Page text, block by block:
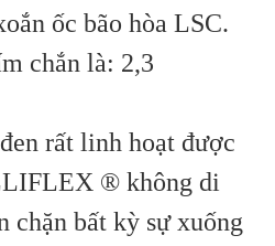
ốc bão hòa LSC.
chắn là: 2,3
rất linh hoạt được
® không di
chặn bất kỳ sự xuống